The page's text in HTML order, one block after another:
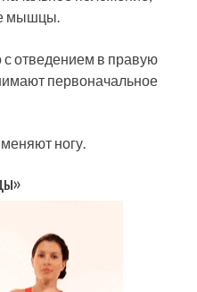
мышцы.
отведением в правую
первоначальное
ногу.